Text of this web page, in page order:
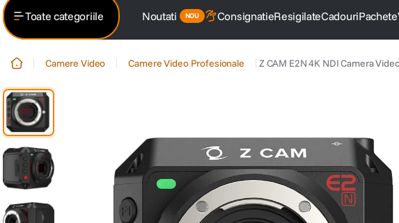
2. trepied
peak design
canon sx740 hs
lavaliera
Toate categoriile Noutati ConsignatieResigilateCadouriPachete
Camere Video Camere Video Profesionale Z CAM E2N 4K NDI Camera